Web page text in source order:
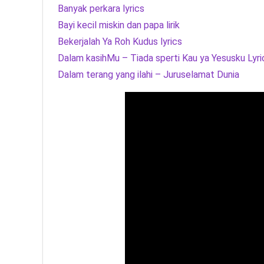
Banyak perkara lyrics
Bayi kecil miskin dan papa lirik
Bekerjalah Ya Roh Kudus lyrics
Dalam kasihMu – Tiada sperti Kau ya Yesusku
Dalam terang yang ilahi – Juruselamat Dunia